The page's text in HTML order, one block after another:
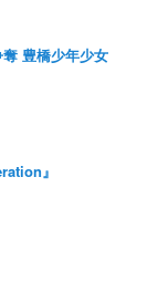
豊橋少年少女
』